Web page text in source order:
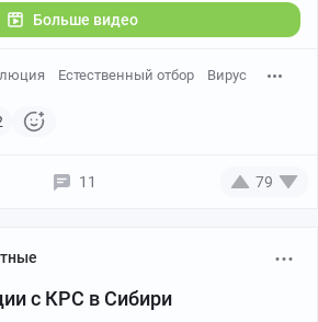
Больше видео
Естественный отбор Вирус
11 79
с КРС в Сибири